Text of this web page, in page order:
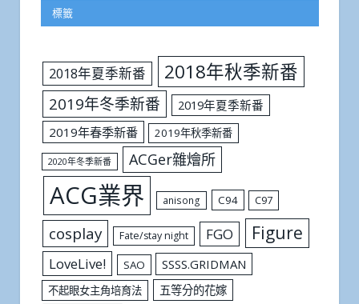
標籤
2018年夏季新番 2018年秋季新番
2019年冬季新番
2019年夏季新番
2019年春季新番
2019年秋季新番
2020年冬季新番 ACGer雜燴所
ACG業界 anisong C94 C97
cosplay Fate/stay night FGO Figure
LoveLive! SAO SSSS.GRIDMAN
不起眼女主角培育法 五等分的花嫁